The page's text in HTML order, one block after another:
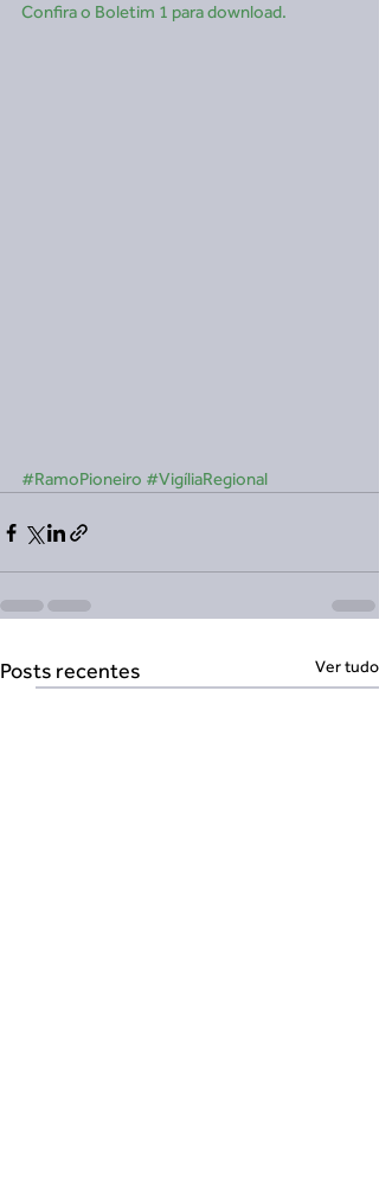
Confira o Boletim 1 para download.
#RamoPioneiro #VigíliaRegional
Posts recentes Ver tudo